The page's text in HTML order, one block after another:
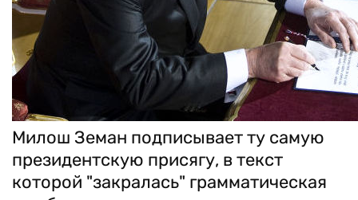
Милош Земан подписывает ту самую
президентскую присягу, в текст
которой "закралась" грамматическая